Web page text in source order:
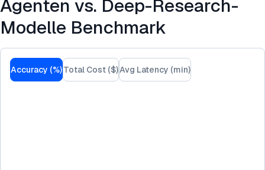
Agenten vs. Deep-Research-
Modelle Benchmark
Accuracy (%)Total Cost ($)Avg Latency (min)